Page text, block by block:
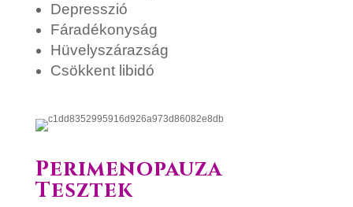
Depresszió
Fáradékonyság
Hüvelyszárazság
Csökkent libidó
Perimenopauza
Tesztek